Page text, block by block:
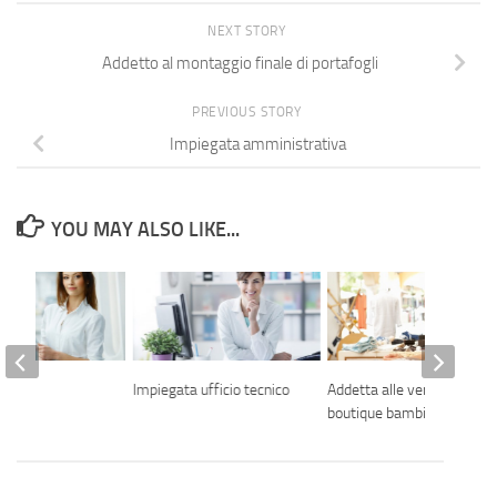
NEXT STORY
Addetto al montaggio finale di portafogli
PREVIOUS STORY
Impiegata amministrativa
YOU MAY ALSO LIKE...
Impiegata ufficio tecnico
Addetta alle vendite
boutique bambino